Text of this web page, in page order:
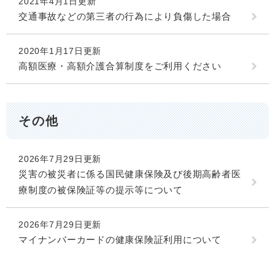
交通事故などの第三者の行為により負傷した場合
2020年1月17日更新
高額医療・高額介護合算制度をご利用ください
その他
2026年7月29日更新
災害の被災者に係る国民健康保険及び後期高齢者医
療制度の被保険証等の提示等について
2026年7月29日更新
マイナンバーカードの健康保険証利用について